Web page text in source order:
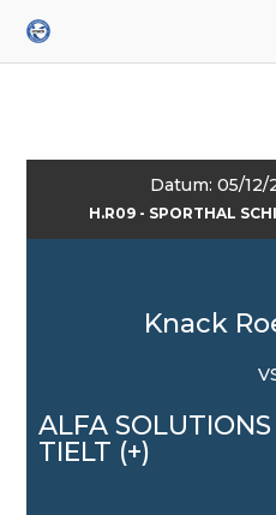
Datum: 05/12/
H.R09 - SPORTHAL
Knack
ALFA
TIELT (+)